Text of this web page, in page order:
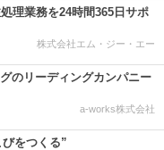
理業務を24時間365日サポ
株式会社エム・ジー・エー
のリーディングカンパニー
a-works株式会社
をつくる”